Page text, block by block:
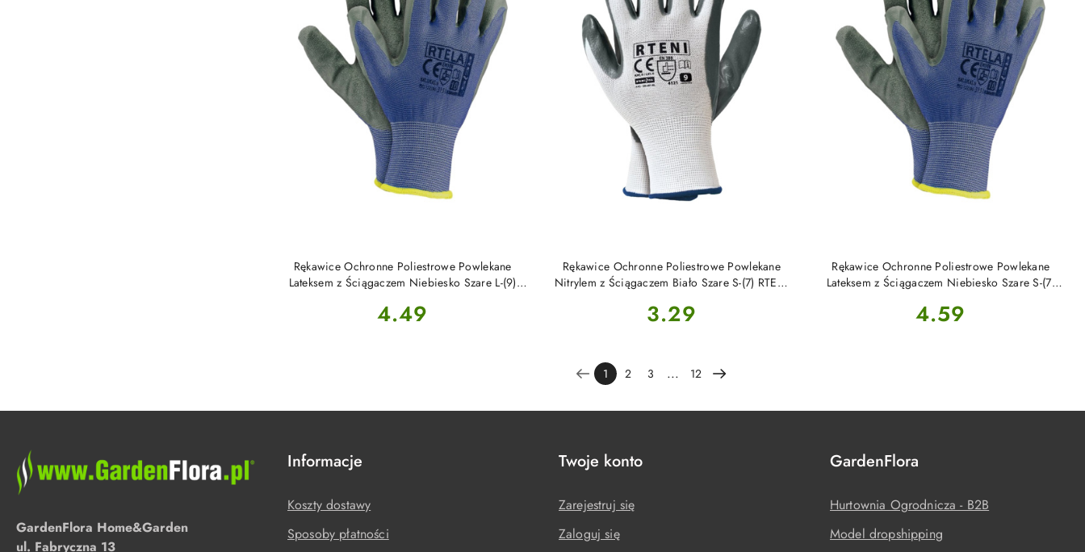
Rękawice Ochronne Poliestrowe Powlekane
Lateksem z Ściągaczem Niebiesko Szare L-(9)
Cena:
4.49
DO KOSZYKA
Rękawice Ochronne Poliestrowe Powlekane
Nitrylem z Ściągaczem Biało Szare S-(7) RTENI
Cena:
3.29
DO KOSZYKA
Rękawice Ochronne Poliestrowe Powlekane
Lateksem z Ściągaczem Niebiesko Szare S-(7)
Cena:
4.59
DO KOSZYKA
1 2 3 ... 12
GardenFlora Home&Garden
ul. Fabryczna 13
Informacje
Koszty dostawy
Sposoby płatności
Twoje konto
Zarejestruj się
Zaloguj się
GardenFlora
Hurtownia Ogrodnicza - B2B
Model dropshipping